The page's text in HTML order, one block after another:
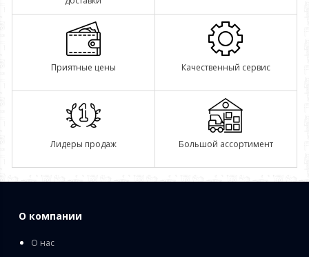
Приятные цены Качественный сервис
Лидеры продаж Большой ассортимент
О компании
О нас